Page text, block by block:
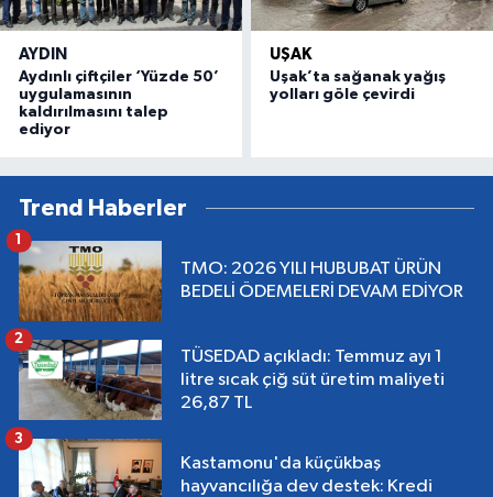
AYDIN
Aydınlı çiftçiler ‘Yüzde 50’
uygulamasının
kaldırılmasını talep
ediyor
UŞAK
Uşak’ta sağanak yağış
yolları göle çevirdi
Trend Haberler
TMO: 2026 YILI HUBUBAT ÜRÜN
BEDELİ ÖDEMELERİ DEVAM EDİYOR
1
TÜSEDAD açıkladı: Temmuz ayı 1
litre sıcak çiğ süt üretim maliyeti
26,87 TL
2
Kastamonu'da küçükbaş
hayvancılığa dev destek: Kredi
3